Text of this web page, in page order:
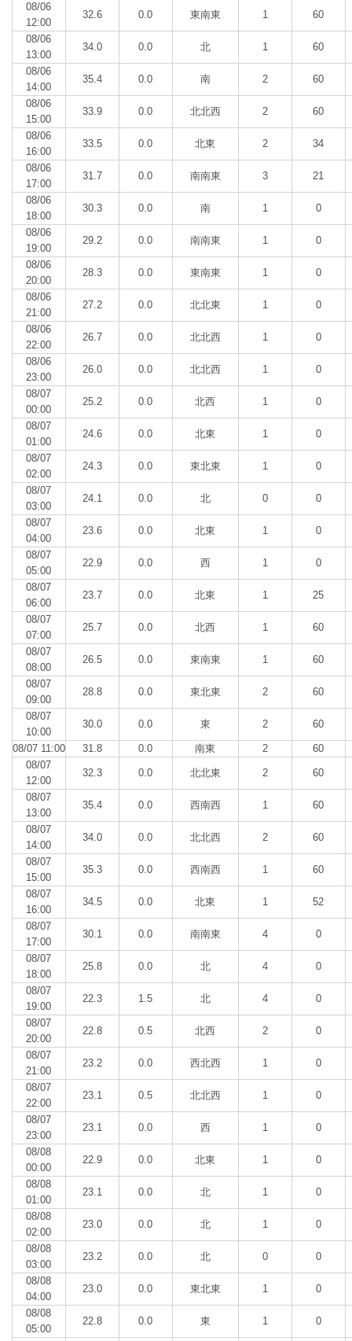
08/06
12:00
32.6 0.0 東南東 1 60
08/06
13:00
34.0 0.0 北 1 60
08/06
14:00
35.4 0.0 南 2 60
08/06
15:00
33.9 0.0 北北西 2 60
08/06
16:00
33.5 0.0 北東 2 34
08/06
17:00
31.7 0.0 南南東 3 21
08/06
18:00
30.3 0.0 南 1 0
08/06
19:00
29.2 0.0 南南東 1 0
08/06
20:00
28.3 0.0 東南東 1 0
08/06
21:00
27.2 0.0 北北東 1 0
08/06
22:00
26.7 0.0 北北西 1 0
08/06
23:00
26.0 0.0 北北西 1 0
08/07
00:00
25.2 0.0 北西 1 0
08/07
01:00
24.6 0.0 北東 1 0
08/07
02:00
24.3 0.0 東北東 1 0
08/07
03:00
24.1 0.0 北 0 0
08/07
04:00
23.6 0.0 北東 1 0
08/07
05:00
22.9 0.0 西 1 0
08/07
06:00
23.7 0.0 北東 1 25
08/07
07:00
25.7 0.0 北西 1 60
08/07
08:00
26.5 0.0 東南東 1 60
08/07
09:00
28.8 0.0 東北東 2 60
08/07
10:00
30.0 0.0 東 2 60
08/07 11:00 31.8 0.0 南東 2
60
08/07
12:00
32.3 0.0 北北東 2 60
08/07
13:00
35.4 0.0 西南西 1 60
08/07
14:00
34.0 0.0 北北西 2 60
08/07
15:00
35.3 0.0 西南西 1 60
08/07
16:00
34.5 0.0 北東 1 52
08/07
17:00
30.1 0.0 南南東 4 0
08/07
18:00
25.8 0.0 北 4 0
08/07
19:00
22.3 1.5 北 4 0
08/07
20:00
22.8 0.5 北西 2 0
08/07
21:00
23.2 0.0 西北西 1 0
08/07
22:00
23.1 0.5 北北西 1 0
08/07
23:00
23.1 0.0 西 1 0
08/08
00:00
22.9 0.0 北東 1 0
08/08
01:00
23.1 0.0 北 1 0
08/08
02:00
23.0 0.0 北 1 0
08/08
03:00
23.2 0.0 北 0 0
08/08
04:00
23.0 0.0 東北東 1 0
08/08
05:00
22.8 0.0 東 1 0